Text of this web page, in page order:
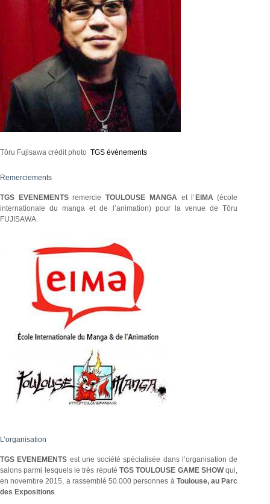
Tōru Fujisawa crédit photo TGS évènements
Remerciements
TGS EVENEMENTSremercieTOULOUSE MANGA et l’ EIMA(école
internationale du manga et de l’animation) pour la venue de Tōru
FUJISAWA.
L’organisation
TGS EVENEMENTS est une société spécialisée dans l’organisation de
salons parmi lesquels le très réputé TGS TOULOUSE GAME SHOWqui,
en novembre 2015, a rassemblé 50.000 personnes à Toulouse, au Parc
des Expositions.